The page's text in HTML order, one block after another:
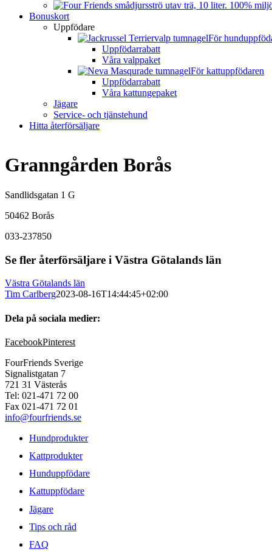
Bonuskort
Uppfödare
För
Uppfödarrabatt
Våra valppaket
För kattuppfödaren
Uppfödarrabatt
Våra kattungepaket
Jägare
Service- och tjänstehund
Hitta återförsäljare
Granngården Borås
Sandlidsgatan 1 G
50462 Borås
033-237850
Se fler återförsäljare i Västra Götalands län
Västra Götalands län
Tim Carlberg2023-08-16T14:44:45+02:00
Dela på sociala medier:
FacebookPinterest
FourFriends Sverige
Signalistgatan 7
721 31 Västerås
Tel: 021-471 72 00
Fax 021-471 72 01
info@fourfriends.se
Hundprodukter
Kattprodukter
Hunduppfödare
Kattuppfödare
Jägare
Tips och råd
FAQ